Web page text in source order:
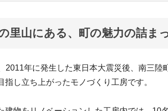
里山にある、町の魅力の詰ま
2011年に発生した東日本大震災後、南三陸
指し立ち上がったモノづくり工房です。